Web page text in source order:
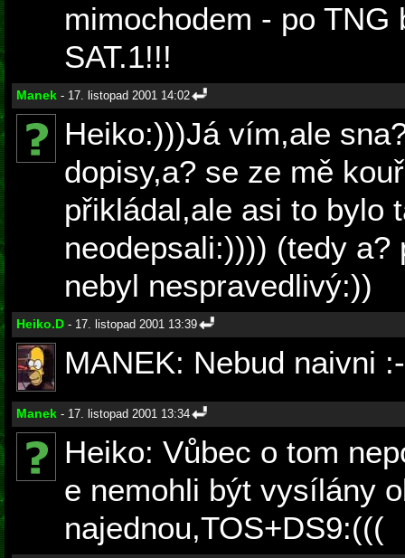
mimochodem - po TNG
SAT.1!!!
Manek - 17. listopad 2001 14:02
Heiko:)))Já vím,ale
dopisy,a? se ze mě
přikládal,ale asi to bylo
neodepsali:)))) (tedy
nebyl nespravedlivý:))
Heiko.D - 17. listopad 2001 13:39
MANEK: Nebud naivni
Manek - 17. listopad 2001 13:34
Heiko: Vůbec o tom
e nemohli být vysílány
najednou,TOS+DS9:(((